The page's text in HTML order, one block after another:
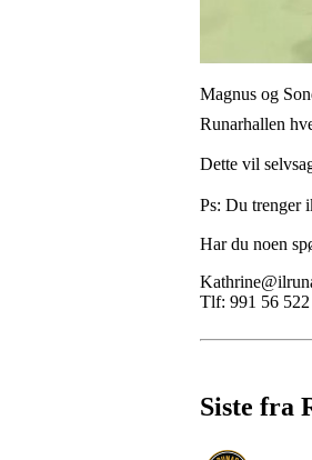
Magnus og
Runarhallen
Dette vil
Ps: Du
Har du noen
Tlf: 991 56 522
Siste fra